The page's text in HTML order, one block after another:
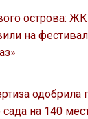
острова:
на
одобрила
сада на 140